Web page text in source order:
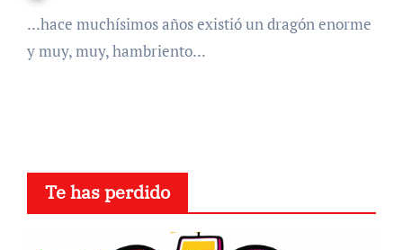
...hace muchísimos años existió un dragón enorme
y muy, muy, hambriento...
Te has perdido